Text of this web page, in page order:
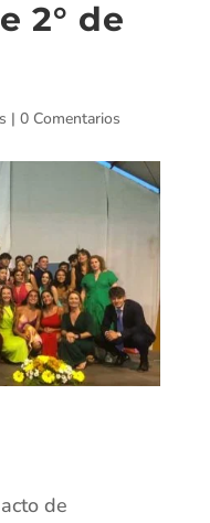
2° de
| 0 Comentarios
de